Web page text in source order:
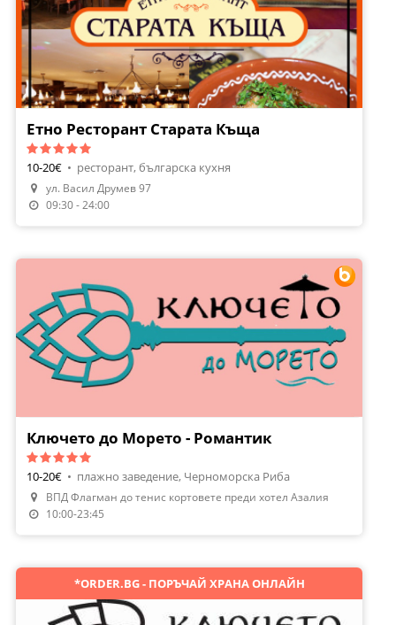
Направи Резервация
Поръчай Храна
Етно Ресторант Старата Къща
10-20€ • ресторант, българска кухня
ул. Васил Друмев 97
09:30 - 24:00
Направи Резервация
Ключето до Морето - Романтик
10-20€ • плажно заведение, Черноморска Риба
ВПД Флагман до тенис кортовете преди хотел Азалия
10:00-23:45
*ORDER.BG - ПОРЪЧАЙ ХРАНА ОНЛАЙН